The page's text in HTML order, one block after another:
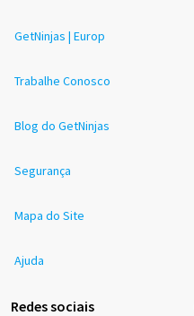
GetNinjas | Europ
Trabalhe Conosco
Blog do GetNinjas
Segurança
Mapa do Site
Ajuda
Redes sociais